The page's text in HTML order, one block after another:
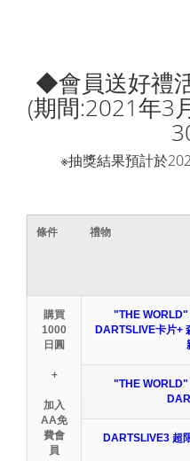
◆會員送好禮
(期間:2021年3
※抽獎結果預計於
條件 禮物
購買
1000
日圓
+
加入
AA免
費會
員
"THE
DARTSLIVE卡片+
"THE
DARTSLIVE3 超